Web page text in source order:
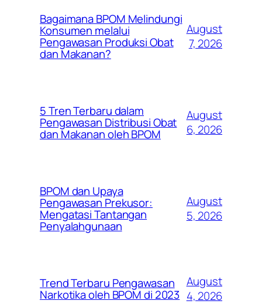
Bagaimana BPOM Melindungi
Konsumen melalui
Pengawasan Produksi Obat
dan Makanan?
August
7, 2026
5 Tren Terbaru dalam
Pengawasan Distribusi Obat
dan Makanan oleh BPOM
August
6, 2026
BPOM dan Upaya
Pengawasan Prekusor:
Mengatasi Tantangan
Penyalahgunaan
August
5, 2026
Trend Terbaru Pengawasan
Narkotika oleh BPOM di 2023
August
4, 2026